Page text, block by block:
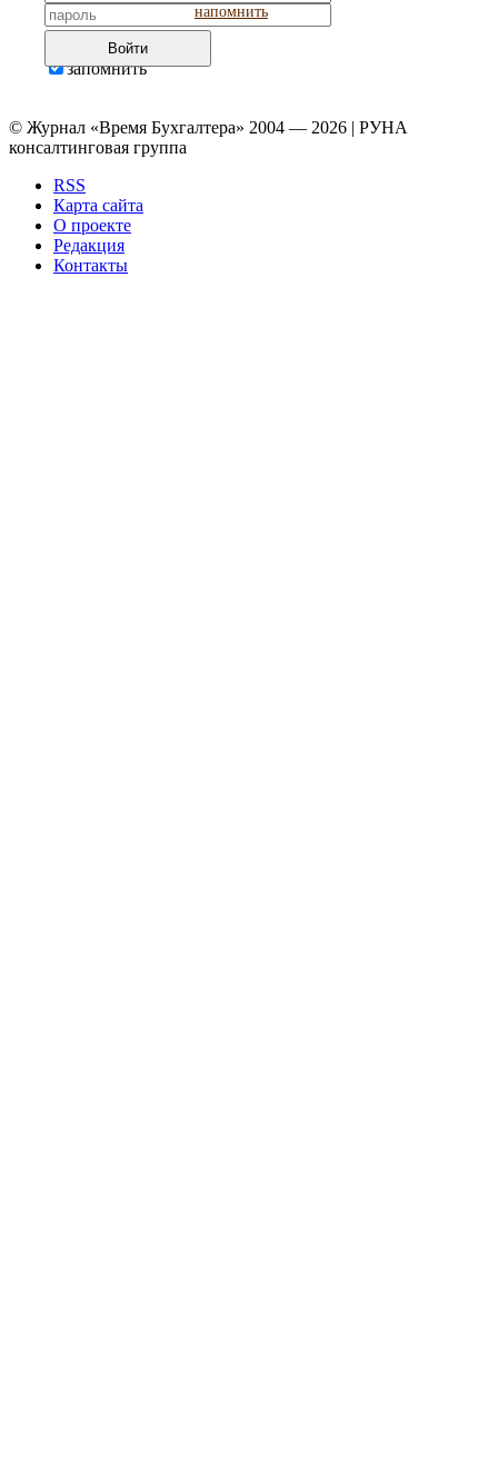
напомнить
Войти
запомнить
© Журнал «Время Бухгалтера» 2004 — 2026 | РУНА
консалтинговая группа
RSS
Карта сайта
О проекте
Редакция
Контакты